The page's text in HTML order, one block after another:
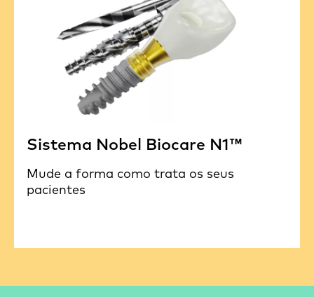
Sistema Nobel Biocare N1™
Mude a forma como trata os seus
pacientes